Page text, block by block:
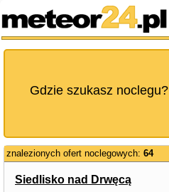
Gdzie szukasz noclegu?
znalezionych ofert noclegowych: 64
Siedlisko nad Drwęcą